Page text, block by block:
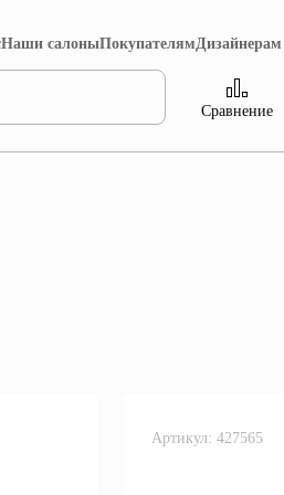
Наши салоныПокупателям
Сравнение
Далия
Артикул: 427565